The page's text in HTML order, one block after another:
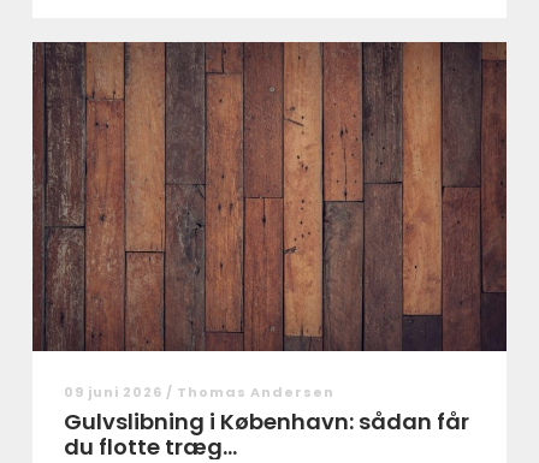
09 juni 2026 / Thomas Andersen
Gulvslibning i København: sådan får
du flotte træg...